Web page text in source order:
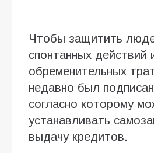
Чтобы защитить
спонтанных действий
обременительных
недавно был
согласно которому
устанавливать
выдачу кредитов.